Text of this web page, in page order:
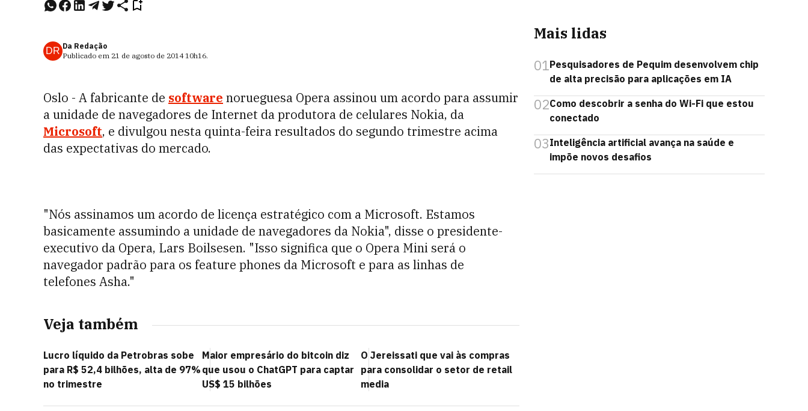
DR Da Redação
Publicado em 21 de agosto de 2014 10h16.
Oslo - A fabricante de software norueguesa Opera assinou um acordo para assumir
a unidade de navegadores de Internet da produtora de celulares Nokia, da
Microsoft, e divulgou nesta quinta-feira resultados do segundo trimestre acima
das expectativas do mercado.
"Nós assinamos um acordo de licença estratégico com a Microsoft. Estamos
basicamente assumindo a unidade de navegadores da Nokia", disse o presidente-
executivo da Opera, Lars Boilsesen. "Isso significa que o Opera Mini será o
navegador padrão para os feature phones da Microsoft e para as linhas de
telefones Asha."
Veja também
Lucro líquido da Petrobras sobe
para R$ 52,4 bilhões, alta de 97%
no trimestre
Maior empresário do bitcoin diz
que usou o ChatGPT para captar
US$ 15 bilhões
O Jereissati que vai às compras
para consolidar o setor de retail
media
Mais lidas
01Pesquisadores de Pequim desenvolvem chip
de alta precisão para aplicações em IA
02Como descobrir a senha do Wi-Fi que estou
conectado
03Inteligência artificial avança na saúde e
impõe novos desafios